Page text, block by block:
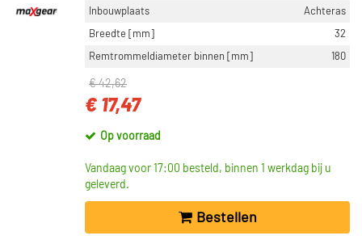
Inbouwplaats
Achteras
Breedte [mm]
32
Remtrommeldiameter binnen [mm]
180
€ 42,62
€ 17,47
Op voorraad
Vandaag voor 17:00 besteld, binnen 1 werkdag bij u
geleverd.
Bestellen